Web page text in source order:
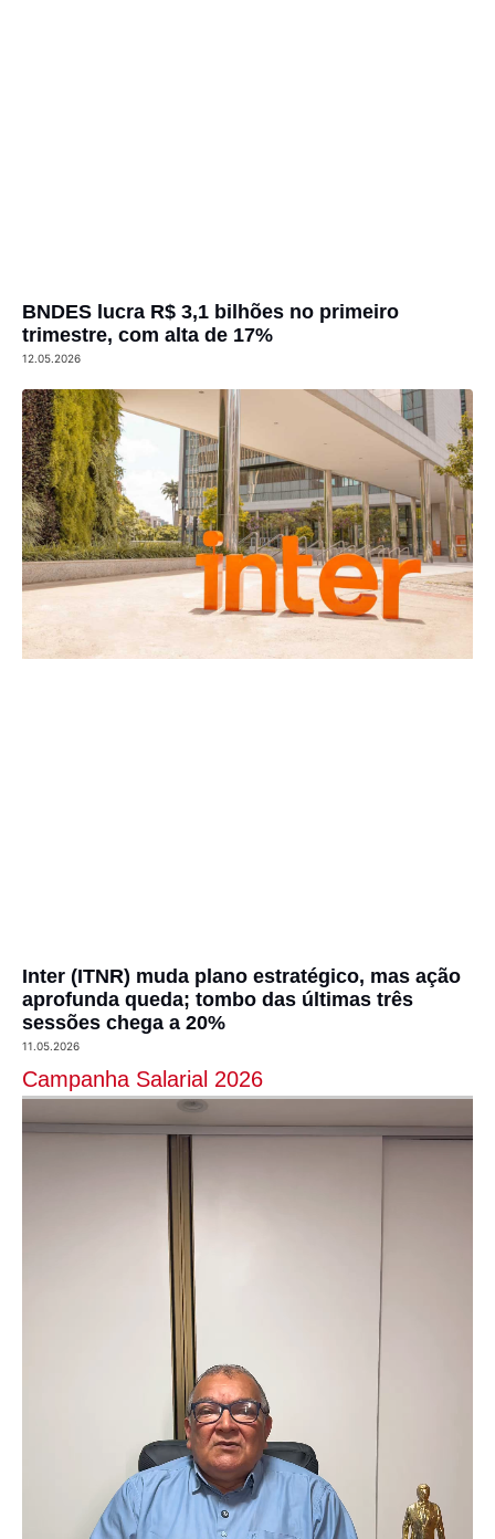
BNDES lucra R$ 3,1 bilhões no primeiro
trimestre, com alta de 17%
12.05.2026
Inter (ITNR) muda plano estratégico, mas ação
aprofunda queda; tombo das últimas três
sessões chega a 20%
11.05.2026
Campanha Salarial 2026